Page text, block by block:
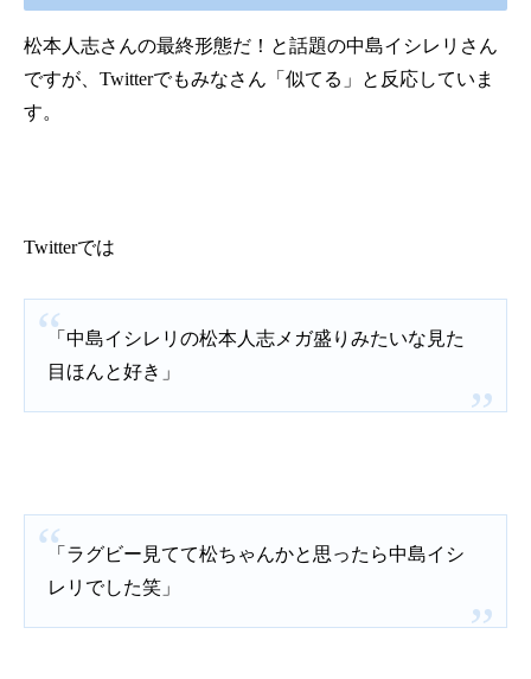
松本人志さんの最終形態だ！と話題の中島イシレリさん
ですが、 Twitterでもみなさん「似てる」と反応していま
す。
Twitterでは
「中島イシレリの松本人志メガ盛りみたいな見た
目ほんと好き」
「ラグビー見てて松ちゃんかと思ったら中島イシ
レリでした笑」